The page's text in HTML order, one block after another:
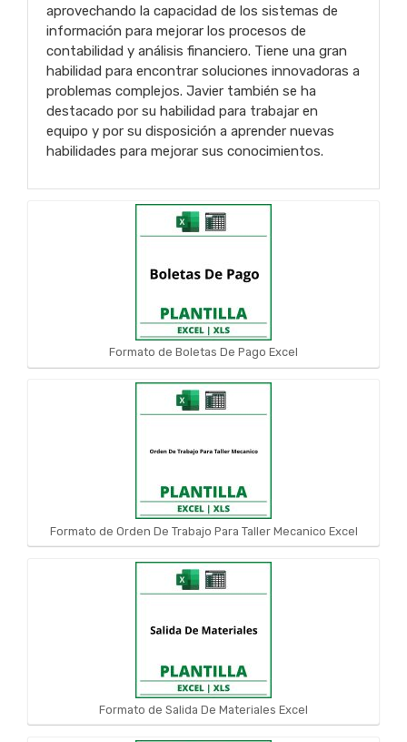
aprovechando la capacidad de los sistemas de
información para mejorar los procesos de
contabilidad y análisis financiero. Tiene una gran
habilidad para encontrar soluciones innovadoras a
problemas complejos. Javier también se ha
destacado por su habilidad para trabajar en
equipo y por su disposición a aprender nuevas
habilidades para mejorar sus conocimientos.
Formato de Boletas De Pago Excel
Formato de Orden De Trabajo Para Taller Mecanico Excel
Formato de Salida De Materiales Excel